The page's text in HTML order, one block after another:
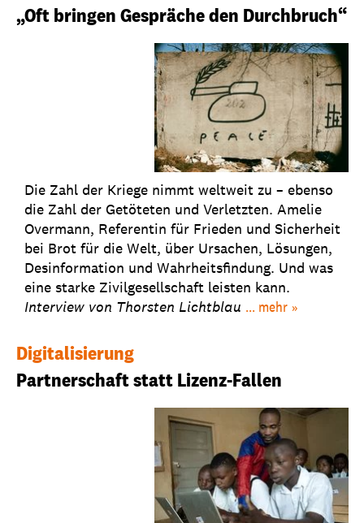
„Oft bringen Gespräche den Durchbruch“
Die Zahl der Kriege nimmt weltweit zu – ebenso
die Zahl der Getöteten und Verletzten. Amelie
Overmann, Referentin für Frieden und Sicherheit
bei Brot für die Welt, über Ursachen, Lösungen,
Desinformation und Wahrheitsfindung. Und was
eine starke Zivilgesellschaft leisten kann.
Interview von Thorsten Lichtblau ... mehr
Digitalisierung
Partnerschaft statt Lizenz-Fallen